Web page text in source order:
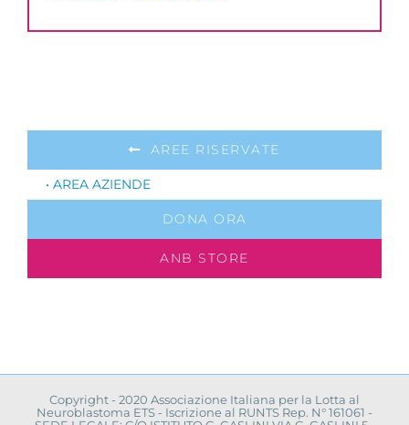
AREE RISERVATE
• AREA AZIENDE
DONA ORA
ANB STORE
Copyright - 2020 Associazione Italiana per la Lotta al
Neuroblastoma ETS - Iscrizione al RUNTS Rep. N° 161061 -